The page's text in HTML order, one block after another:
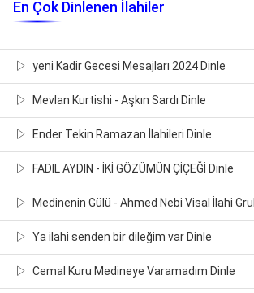
En Çok Dinlenen İlahiler
yeni Kadir Gecesi Mesajları 2024 Dinle
Mevlan Kurtishi - Aşkın Sardı Dinle
Ender Tekin Ramazan İlahileri Dinle
FADIL AYDIN - İKİ GÖZÜMÜN ÇİÇEĞİ Dinle
Medinenin Gülü - Ahmed Nebi Visal İlahi
Ya ilahi senden bir dileğim var Dinle
Cemal Kuru Medineye Varamadım Dinle